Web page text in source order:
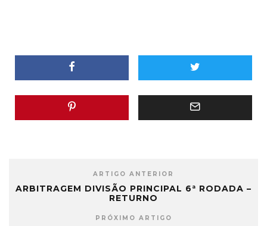
ARTIGO ANTERIOR
ARBITRAGEM DIVISÃO PRINCIPAL 6ª RODADA –
RETURNO
PRÓXIMO ARTIGO